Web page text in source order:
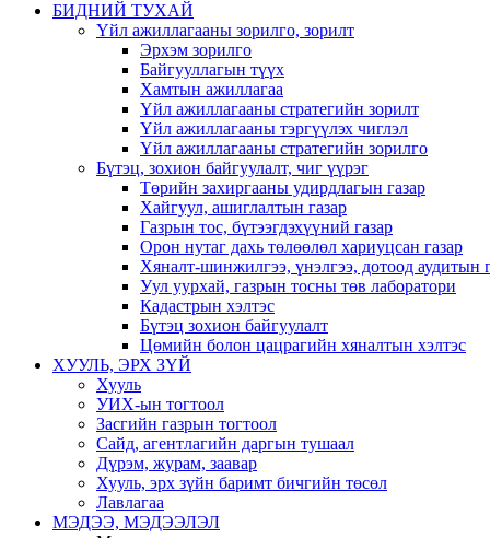
БИДНИЙ ТУХАЙ
Үйл ажиллагааны зорилго, зорилт
Эрхэм зорилго
Байгууллагын түүх
Хамтын ажиллагаа
Үйл ажиллагааны стратегийн зорилт
Үйл ажиллагааны тэргүүлэх чиглэл
Үйл ажиллагааны стратегийн зорилго
Бүтэц, зохион байгуулалт, чиг үүрэг
Төрийн захиргааны удирдлагын газар
Хайгуул, ашиглалтын газар
Газрын тос, бүтээгдэхүүний газар
Орон нутаг дахь төлөөлөл хариуцсан газар
Хяналт-шинжилгээ, үнэлгээ, дотоод аудитын
Уул уурхай, газрын тосны төв лаборатори
Кадастрын хэлтэс
Бүтэц зохион байгуулалт
Цөмийн болон цацрагийн хяналтын хэлтэс
ХУУЛЬ, ЭРХ ЗҮЙ
Хууль
УИХ-ын тогтоол
Засгийн газрын тогтоол
Сайд, агентлагийн даргын тушаал
Дүрэм, журам, заавар
Хууль, эрх зүйн баримт бичгийн төсөл
Лавлагаа
МЭДЭЭ, МЭДЭЭЛЭЛ